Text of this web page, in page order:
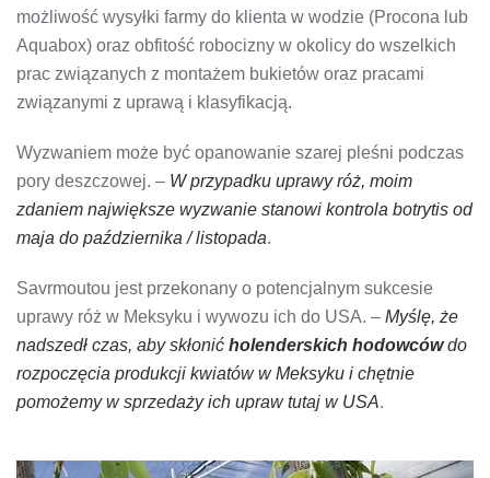
możliwość wysyłki farmy do klienta w wodzie (Procona lub
Aquabox) oraz obfitość robocizny w okolicy do wszelkich
prac związanych z montażem bukietów oraz pracami
związanymi z uprawą i klasyfikacją.
Wyzwaniem może być opanowanie szarej pleśni podczas
pory deszczowej. – W przypadku uprawy róż, moim
zdaniem największe wyzwanie stanowi kontrola botrytis od
maja do października / listopada.
Savrmoutou jest przekonany o potencjalnym sukcesie
uprawy róż w Meksyku i wywozu ich do USA. – Myślę, że
nadszedł czas, aby skłonić holenderskich hodowcówdo
rozpoczęcia produkcji kwiatów w Meksyku i chętnie
pomożemy w sprzedaży ich upraw tutaj w USA.